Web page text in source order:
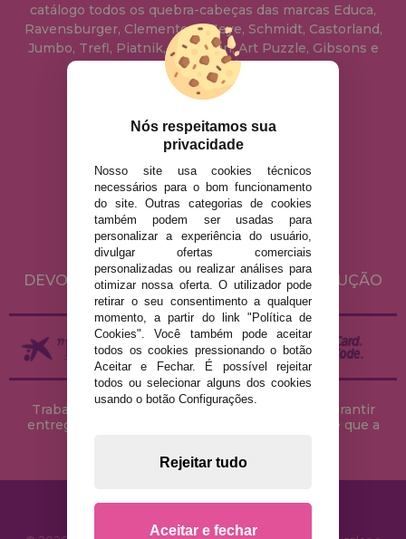
catálogo todos os quebra-cabeças das marcas Educa,
Ravensburger, Clementoni, Heye, Schmidt, Castorland,
Jumbo, Trefl, Piatnik, Anatolian, Art Puzzle, Gibsons e
muito mais.
info@casadopuzzle.pt
AVISO LEGAL
POLÍTICA DE PRIVACIDADE
POLÍTICA DE COOKIES
ENVIO E DEVOLUÇÕES
DEVOLUÇÕES / DIREITO DE LIVRE RESOLUÇÃO
Trabalhamos com stocks permanentes para garantir
entregas rápidas no território peninsular, desde que a
Nós respeitamos sua
privacidade
Nosso site usa cookies técnicos
necessários para o bom funcionamento
do site. Outras categorias de cookies
também podem ser usadas para
personalizar a experiência do usuário,
divulgar ofertas comerciais
personalizadas ou realizar análises para
otimizar nossa oferta. O utilizador pode
retirar o seu consentimento a qualquer
momento, a partir do link "Política de
Cookies". Você também pode aceitar
todos os cookies pressionando o botão
Aceitar e Fechar. É possível rejeitar
todos ou selecionar alguns dos cookies
usando o botão Configurações.
Rejeitar tudo
Aceitar e fechar